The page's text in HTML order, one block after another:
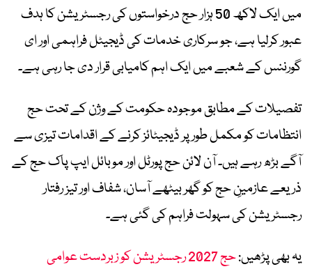
میں ایک لاکھ50ہزار حج درخواستوں کی رجسٹریشن کا ہدف
عبور کرلیا ہے، جو سرکاری خدمات کی ڈیجیٹل فراہمی اور ای
گورننس کے شعبے میں ایک اہم کامیابی قرار دی جا رہی ہے۔
تفصیلات کے مطابق موجودہ حکومت کے وژن کے تحت حج
انتظامات کو مکمل طور پر ڈیجیٹائز کرنے کے اقدامات تیزی سے
آگے بڑھ رہے ہیں۔ آن لائن حج پورٹل اور موبائل ایپ پاک حج کے
ذریعے عازمینِ حج کو گھر بیٹھے آسان، شفاف اور تیز رفتار
رجسٹریشن کی سہولت فراہم کی گئی ہے۔
یہ بھی پڑھیں:
حج 2027 رجسٹریشن کو زبردست عوامی